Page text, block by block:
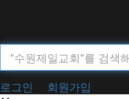
로그인
회원가입